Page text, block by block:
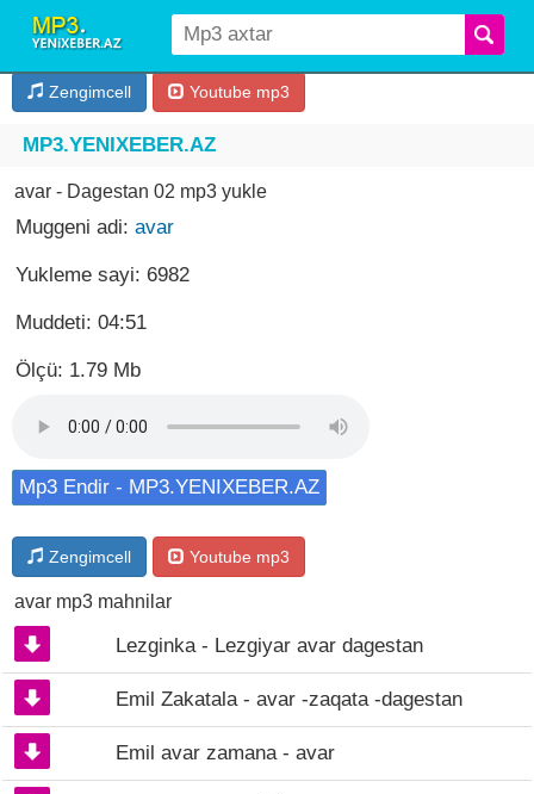
Zengimcell Youtube mp3
MP3.YENIXEBER.AZ
avar - Dagestan 02 mp3 yukle
Muggeni adi: avar
Yukleme sayi: 6982
Muddeti: 04:51
Ölçü: 1.79 Mb
Mp3 Endir - MP3.YENIXEBER.AZ
Zengimcell Youtube mp3
avar mp3 mahnilar
Lezginka - Lezgiyar avar dagestan
Emil Zakatala - avar -zaqata -dagestan
Emil avar zamana - avar